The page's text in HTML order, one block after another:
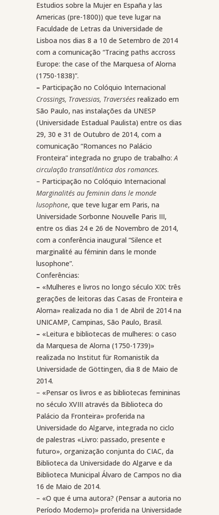
Estudios sobre la Mujer en España y las
Americas (pre-1800)) que teve lugar na
Faculdade de Letras da Universidade de
Lisboa nos dias 8 a 10 de Setembro de 2014
com a comunicação “Tracing paths accross
Europe: the case of the Marquesa of Alorna
(1750-1838)”.
– Participação no Colóquio Internacional
Crossings, Travessias, Traversées realizado em
São Paulo, nas instalações da UNESP
(Universidade Estadual Paulista) entre os dias
29, 30 e 31 de Outubro de 2014, com a
comunicação “Romances no Palácio
Fronteira” integrada no grupo de trabalho:A
circulação transatlântica dos romances.
– Participação no Colóquio Internacional
Marginalités au feminin dans le monde
lusophone, que teve lugar em Paris, na
Universidade Sorbonne Nouvelle Paris III,
entre os dias 24 e 26 de Novembro de 2014,
com a conferência inaugural “Silence et
marginalité au féminin dans le monde
lusophone”.
Conferências:
– «Mulheres e livros no longo século XIX: três
gerações de leitoras das Casas de Fronteira e
Alorna» realizada no dia 1 de Abril de 2014 na
UNICAMP, Campinas, São Paulo, Brasil.
– «Leitura e bibliotecas de mulheres: o caso
da Marquesa de Alorna (1750-1739)»
realizada no Institut für Romanistik da
Universidade de Göttingen, dia 8 de Maio de
2014.
– «Pensar os livros e as bibliotecas femininas
no século XVIII através da Biblioteca do
Palácio da Fronteira» proferida na
Universidade do Algarve, integrada no ciclo
de palestras «Livro: passado, presente e
futuro», organização conjunta do CIAC, da
Biblioteca da Universidade do Algarve e da
Biblioteca Municipal Álvaro de Campos no dia
16 de Maio de 2014.
– «O que é uma autora? (Pensar a autoria no
Período Moderno)» proferida na Universidade